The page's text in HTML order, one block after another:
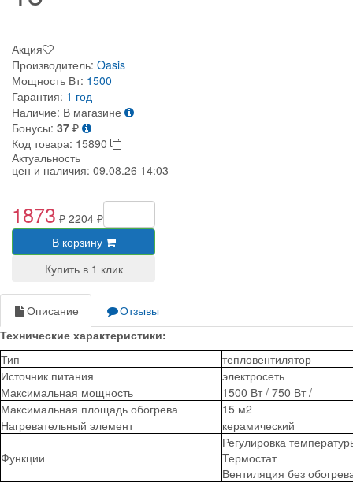
Акция
Производитель: Oasis
Мощность Вт: 1500
Гарантия: 1 год
Наличие: В магазине
Бонусы: 37 ₽
Код товара: 15890
Актуальность
цен и наличия: 09.08.26 14:03
1873 ₽ 2204 ₽
В корзину
Описание
Отзывы
Технические характеристики:
Тип
тепловентилятор
Источник питания
электросеть
Максимальная мощность 1500 Вт/ 750 Вт /
Максимальная площадь обогрева
15 м2
Нагревательный элемент керамический
Функции
Регулировка
Термостат
Вентиляция без